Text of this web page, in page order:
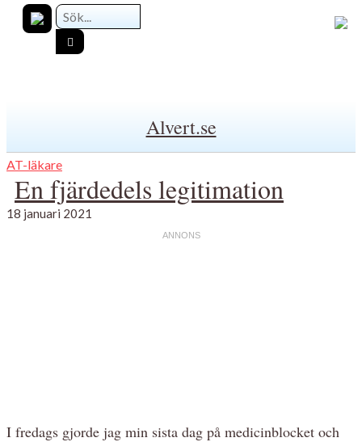
Alvert.se
AT-läkare
En fjärdedels legitimation
18 januari 2021
I fredags gjorde jag min sista dag på medicinblocket och